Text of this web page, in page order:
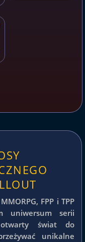
FPP i TPP
uniwersum serii
świat do
unikalne